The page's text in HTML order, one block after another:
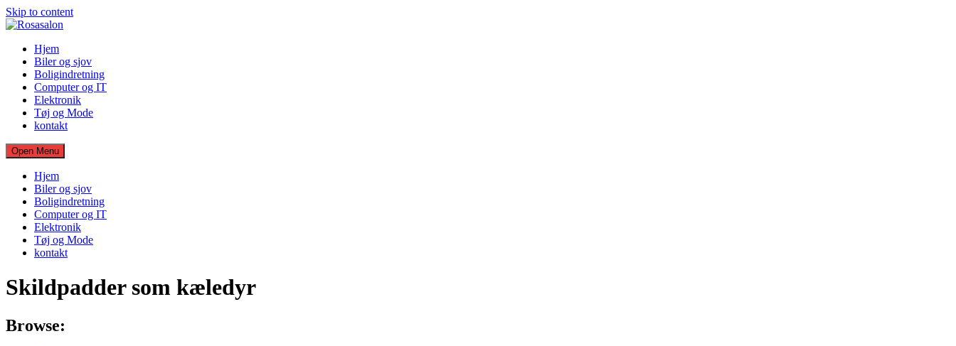
Skip to content
Hjem
Biler og sjov
Boligindretning
Computer og IT
Elektronik
Tøj og Mode
kontakt
Open Menu
Hjem
Biler og sjov
Boligindretning
Computer og IT
Elektronik
Tøj og Mode
kontakt
Skildpadder som kæledyr
Browse: